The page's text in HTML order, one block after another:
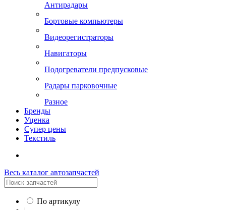
Антирадары
Бортовые компьютеры
Видеорегистраторы
Навигаторы
Подогреватели предпусковые
Радары парковочные
Разное
Бренды
Уценка
Супер цены
Текстиль
Весь каталог автозапчастей
По артикулу